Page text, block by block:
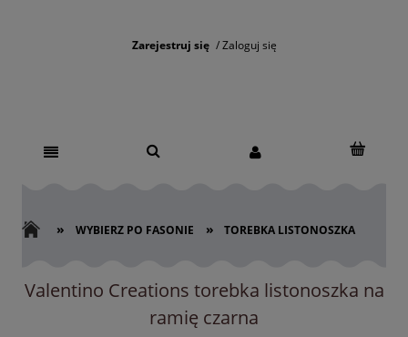
Zarejestruj się Zaloguj się
» WYBIERZ PO FASONIE » TOREBKA LISTONOSZKA
Valentino Creations torebka listonoszka na
ramię czarna